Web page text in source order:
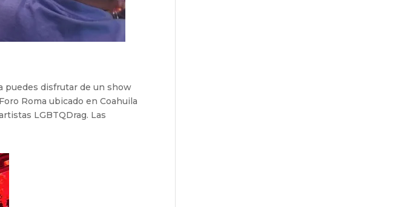
puedes disfrutar de un show
Roma ubicado en Coahuila
LGBTQDrag. Las